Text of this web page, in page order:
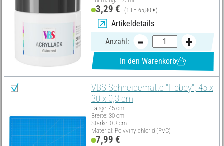
3,29 € (1 l = 65,80 €)
Artikeldetails
Anzahl:
In den Warenkorb
VBS Schneidematte "Hobby", 45 x
30 x 0,3 cm
Länge: 45 cm
Breite: 30 cm
Stärke: 0.3 cm
Material: Polyvinylchlorid (PVC)
7,99 €